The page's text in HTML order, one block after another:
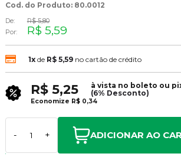
Cod. do Produto: 80.0012
De:
R$ 5,80
Por:
R$ 5,59
1xde R$ 5,59 no cartão de crédito
R$ 5,25
à vista no boleto ou
(6% Desconto)
Economize R$ 0,34
- + ADICIONAR AO